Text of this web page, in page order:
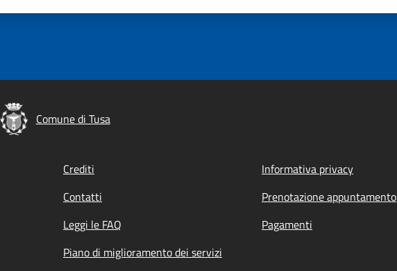
Comune di Tusa
Crediti Informativa privacy
Contatti Prenotazione appuntamento
Leggi le FAQ Pagamenti
Piano di miglioramento dei servizi